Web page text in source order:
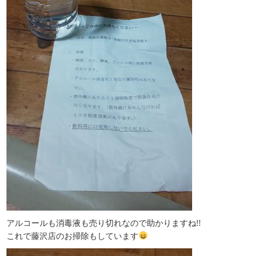
アルコールも消毒液も売り切れなので助かりますね!!
これで藤沢店のお掃除もしています